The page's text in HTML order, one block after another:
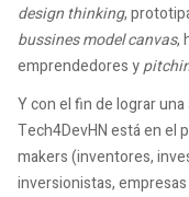
design thinking,
bussines model canvas,
emprendedores y
Y con el fin de lograr
Tech4DevHN está en el
makers (inventores,
inversionistas,